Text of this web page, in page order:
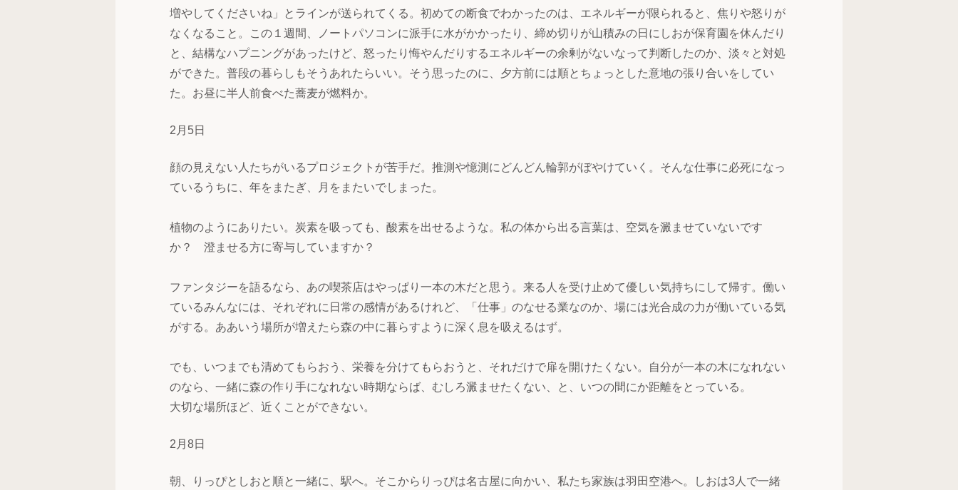
増やしてくださいね」とラインが送られてくる。初めての断食でわかったのは、エネルギーが限られると、焦りや怒りが
なくなること。この１週間、ノートパソコンに派手に水がかかったり、締め切りが山積みの日にしおが保育園を休んだり
と、結構なハプニングがあったけど、怒ったり悔やんだりするエネルギーの余剰がないなって判断したのか、淡々と対処
ができた。普段の暮らしもそうあれたらいい。そう思ったのに、夕方前には順とちょっとした意地の張り合いをしてい
た。お昼に半人前食べた蕎麦が燃料か。
2月5日
顔の見えない人たちがいるプロジェクトが苦手だ。推測や憶測にどんどん輪郭がぼやけていく。そんな仕事に必死になっ
ているうちに、年をまたぎ、月をまたいでしまった。
植物のようにありたい。炭素を吸っても、酸素を出せるような。私の体から出る言葉は、空気を澱ませていないです
か？ 澄ませる方に寄与していますか？
ファンタジーを語るなら、あの喫茶店はやっぱり一本の木だと思う。来る人を受け止めて優しい気持ちにして帰す。働い
ているみんなには、それぞれに日常の感情があるけれど、「仕事」のなせる業なのか、場には光合成の力が働いている気
がする。ああいう場所が増えたら森の中に暮らすように深く息を吸えるはず。
でも、いつまでも清めてもらおう、栄養を分けてもらおうと、それだけで扉を開けたくない。自分が一本の木になれない
のなら、一緒に森の作り手になれない時期ならば、むしろ澱ませたくない、と、いつの間にか距離をとっている。
大切な場所ほど、近くことができない。
2月8日
朝、りっぴとしおと順と一緒に、駅へ。そこからりっぴは名古屋に向かい、私たち家族は羽田空港へ。しおは3人で一緒